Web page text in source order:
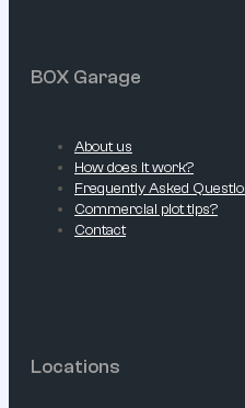
BOX Garage
About us
How does it work?
Frequently Asked
Commercial plot tips?
Contact
Locations